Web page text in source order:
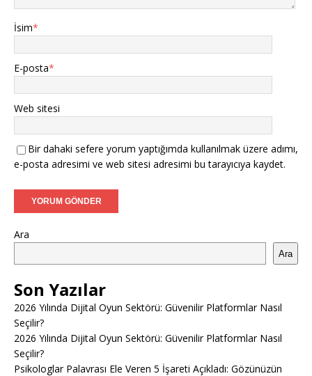
İsim*
E-posta*
Web sitesi
Bir dahaki sefere yorum yaptığımda kullanılmak üzere adımı,
e-posta adresimi ve web sitesi adresimi bu tarayıcıya kaydet.
Ara
Ara
Son Yazılar
2026 Yılında Dijital Oyun Sektörü: Güvenilir Platformlar Nasıl
Seçilir?
2026 Yılında Dijital Oyun Sektörü: Güvenilir Platformlar Nasıl
Seçilir?
Psikologlar Palavrası Ele Veren 5 İşareti Açıkladı: Gözünüzün